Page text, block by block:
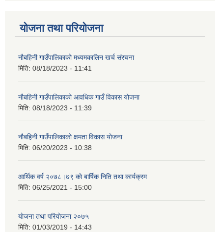
योजना तथा परियोजना
नौबहिनी गाउँपालिकाको मध्यमकालिन खर्च संरचना
मिति: 08/18/2023 - 11:41
नौबहिनी गाउँपालिकाको आवधिक गाउँ विकास योजना
मिति: 08/18/2023 - 11:39
नौबहिनी गाउँपालिकाको क्षमता विकास योजना
मिति: 06/20/2023 - 10:38
आर्थिक वर्ष २०७८।७९ काे बार्षिक निति तथा कार्यक्रम
मिति: 06/25/2021 - 15:00
याेजना तथा परियाेजना २०७५
मिति: 01/03/2019 - 14:43